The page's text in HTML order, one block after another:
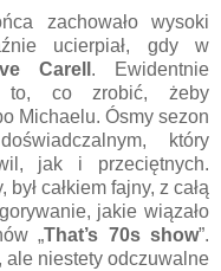
zachowało wysoki
ucierpiał, gdy w
Carell . Ewidentnie
to, co zrobić, żeby
Michaelu. Ósmy sezon
który
jak i przeciętnych.
całkiem fajny, z całą
jakie wiązało
„That’s 70s show”.
ale niestety odczuwalne